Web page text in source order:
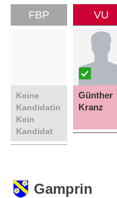
FBP
Keine
Kandidatin
Kein
Kandidat
VU
Günther
Kranz
Gamprin